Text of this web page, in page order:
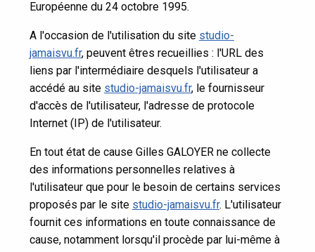
Européenne du 24 octobre 1995.
A l'occasion de l'utilisation du site studio-
jamaisvu.fr, peuvent êtres recueillies : l'URL des
liens par l'intermédiaire desquels l'utilisateur a
accédé au site studio-jamaisvu.fr, le fournisseur
d'accès de l'utilisateur, l'adresse de protocole
Internet (IP) de l'utilisateur.
En tout état de cause Gilles GALOYER ne collecte
des informations personnelles relatives à
l'utilisateur que pour le besoin de certains services
proposés par le site studio-jamaisvu.fr. L'utilisateur
fournit ces informations en toute connaissance de
cause, notamment lorsqu'il procède par lui-même à